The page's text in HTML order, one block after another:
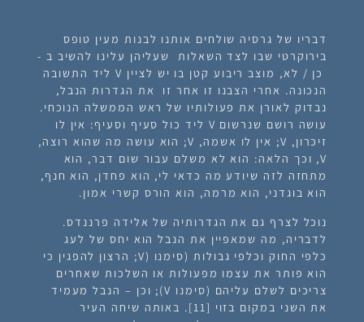
דבריו של גרסיה שולחים אותנו לבנות מעין טופס
בירוקרטי שבו לצד השאלות שעליהן עלינו להשיב ב -
כן / לא, מוצב ריבוע קטן בו יש לציין V ליד התשובה
הנכונה. אחרי הצבנו זו אחר זו את הגדרות הנבל,
נבדוק לאורן את פעולותיו של ראש הממשלה הנוכחי.
עושה רושם שנרשום V ליד כול סעיף וסעיף: אין לו
זיכרון, V; אין לו אשמה, V; הוא עושה מה שהוא רוצה,
V, וכך הלאה: הוא לא משלם עבור שום דבר, הוא
מתחזה לזה שיודע מה כדאי לי, הוא פחדן, הוא חנף,
הוא בוגדני, הוא מרמה, הוא הורס קשרי אמון.
נוכל לצרף גם את הגדרותיה של אלידה פרננדס.
לדבריה, מה שמאפיין את הנבל הוא יחס של לעג
כלפי החוק וכלפי גבולות (סימנו (V; הרצון להפגין כי
הוא פותר את עצמו מפעולות או השלכות שאחרים
צריכים לשלם עליהם (סימנו V); וכן – הנבל מעמיד
את השני במקום בזוי [11]. באותה שיחה העיר